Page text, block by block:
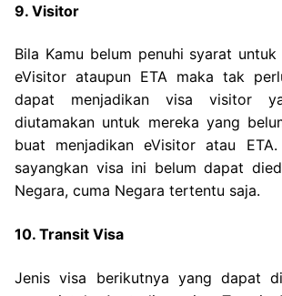
9. Visitor
Bila Kamu belum penuhi syarat
eVisitor ataupun ETA maka tak
dapat menjadikan visa visitor
diutamakan untuk mereka yang
buat menjadikan eVisitor atau
sayangkan visa ini belum dapat
Negara, cuma Negara tertentu saja.
10. Transit Visa
Jenis visa berikutnya yang dapat